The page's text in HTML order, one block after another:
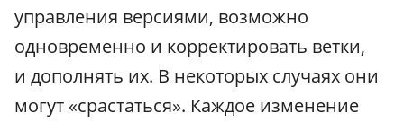
управления версиями, возможно
одновременно и корректировать ветки,
и дополнять их. В некоторых случаях они
могут «срастаться». Каждое изменение